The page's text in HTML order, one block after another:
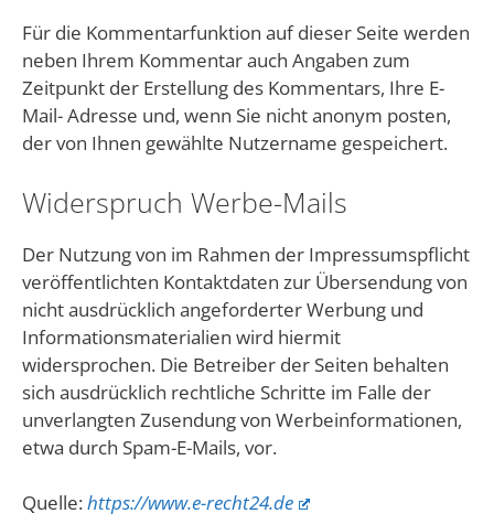
Für die Kommentarfunktion auf dieser Seite werden
neben Ihrem Kommentar auch Angaben zum
Zeitpunkt der Erstellung des Kommentars, Ihre E-
Mail- Adresse und, wenn Sie nicht anonym posten,
der von Ihnen gewählte Nutzername gespeichert.
Widerspruch Werbe-Mails
Der Nutzung von im Rahmen der Impressumspflicht
veröffentlichten Kontaktdaten zur Übersendung von
nicht ausdrücklich angeforderter Werbung und
Informationsmaterialien wird hiermit
widersprochen. Die Betreiber der Seiten behalten
sich ausdrücklich rechtliche Schritte im Falle der
unverlangten Zusendung von Werbeinformationen,
etwa durch Spam-E-Mails, vor.
Quelle:https://www.e-recht24.de